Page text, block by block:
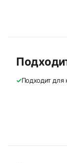
✓Подходит для